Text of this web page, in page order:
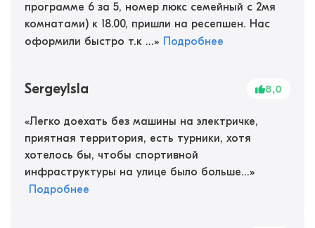
программе 6 за 5, номер люкс семейный с 2мя
комнатами) к 18.00, пришли на ресепшен. Нас
оформили быстро т.к ...» Подробнее
SergeyIsla 8,0
«Легко доехать без машины на электричке,
приятная территория, есть турники, хотя
хотелось бы, чтобы спортивной
инфраструктуры на улице было больше...»
Подробнее